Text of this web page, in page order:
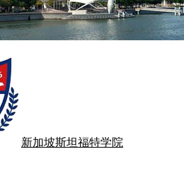
新加坡斯坦福特学院